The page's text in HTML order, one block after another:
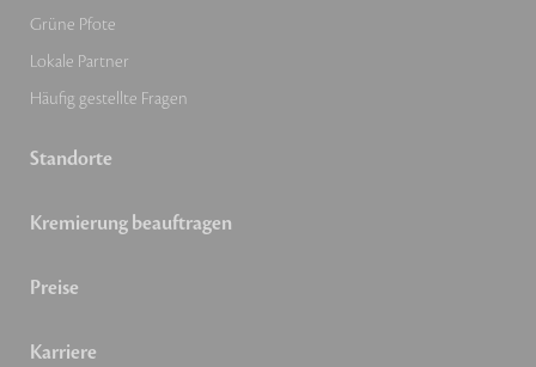
Grüne Pfote
Lokale Partner
Häufig gestellte Fragen
Standorte
Kremierung beauftragen
Preise
Karriere